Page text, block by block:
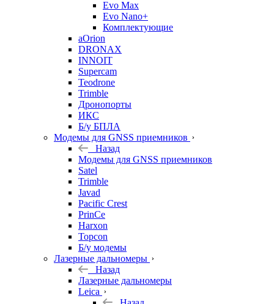
Evo Max
Evo Nano+
Комплектующие
aOrion
DRONAX
INNOIT
Supercam
Teodrone
Trimble
Дронопорты
ИКС
Б/у БПЛА
Модемы для GNSS приемников
Назад
Модемы для GNSS приемников
Satel
Trimble
Javad
Pacific Crest
PrinCe
Harxon
Topcon
Б/у модемы
Лазерные дальномеры
Назад
Лазерные дальномеры
Leica